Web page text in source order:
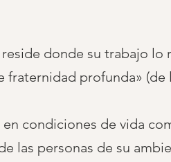
donde su trabajo
profunda» (de
condiciones de vida
las personas de su